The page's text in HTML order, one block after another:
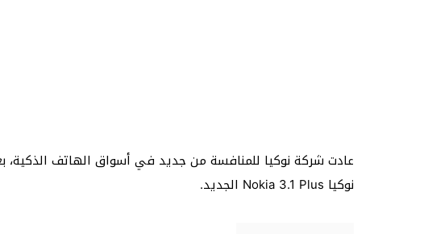
عادت شركة نوكيا للمنافسة من جديد في أسواق الهاتف الذكية،
نوكيا Nokia 3.1 Plus الجديد.